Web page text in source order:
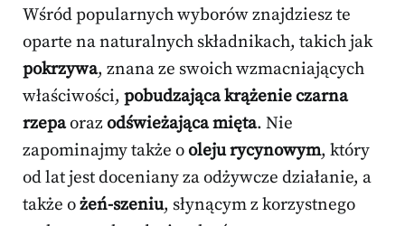
Wśród popularnych wyborów znajdziesz te
oparte na naturalnych składnikach, takich jak
pokrzywa, znana ze swoich wzmacniających
właściwości, pobudzająca krążenie czarna
rzepaorazodświeżająca mięta. Nie
zapominajmy także ooleju rycynowym, który
od lat jest doceniany za odżywcze działanie, a
także ożeń-szeniu, słynącym z korzystnego